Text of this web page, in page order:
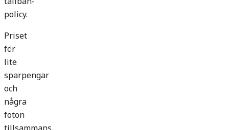
policy.
Priset
för
lite
sparpengar
och
några
foton